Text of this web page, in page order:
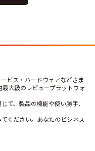
ビス・ハードウェアなどさま
大級のレビュープラットフォ
て、製品の機能や使い勝手、
ください。あなたのビジネス